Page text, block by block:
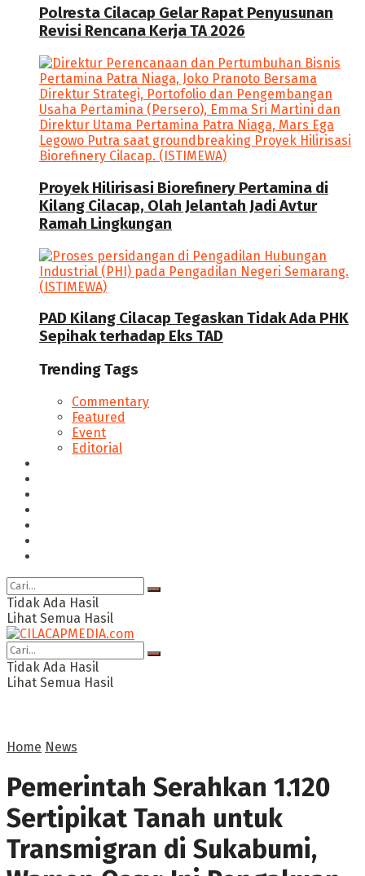
Polresta Cilacap Gelar Rapat Penyusunan
Revisi Rencana Kerja TA 2026
Proyek Hilirisasi Biorefinery Pertamina di
Kilang Cilacap, Olah Jelantah Jadi Avtur
Ramah Lingkungan
PAD Kilang Cilacap Tegaskan Tidak Ada PHK
Sepihak terhadap Eks TAD
Trending Tags
Commentary
Featured
Event
Editorial
Tidak Ada Hasil
Lihat Semua Hasil
Tidak Ada Hasil
Lihat Semua Hasil
Home News
Pemerintah Serahkan 1.120
Sertipikat Tanah untuk
Transmigran di Sukabumi,